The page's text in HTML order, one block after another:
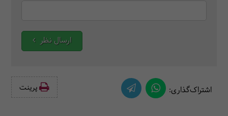
ارسال نظر
اشتراک‌گذاری: پرینت‌